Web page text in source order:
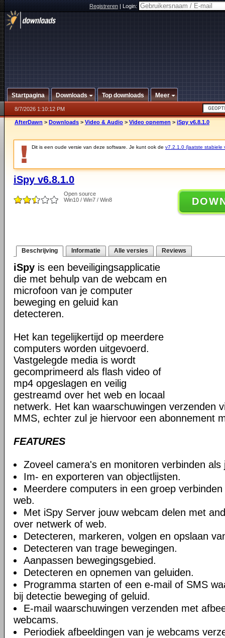
Registreren|Login:
Startpagina Downloads Top downloads Meer
8/7/2026 1:10:12 PM
AfterDawn > Downloads > Video & Audio > Video opnemen > iSpy v6.8.1.0
Dit is een oude versie van deze software. Je kunt ook de v7.2.1.0 (laatste stabiele
iSpy v6.8.1.0
Open source
Win10 / Win7 / Win8
Beschrijving Informatie Alle versies Reviews
iSpy is een beveiligingsapplicatie
die met behulp van de webcam en
microfoon van je computer
beweging en geluid kan
detecteren.
Het kan tegelijkertijd op meerdere
computers worden uitgevoerd.
Vastgelegde media is wordt
gecomprimeerd als flash video of
mp4 opgeslagen en veilig
gestreamd over het web en locaal
netwerk. Het kan waarschuwingen verzenden
MMS, echter zul je hiervoor een abonnement
FEATURES
Zoveel camera's en monitoren verbinden als
Im- en exporteren van objectlijsten.
Meerdere computers in een groep
web.
Met iSpy Server jouw webcam delen met
over netwerk of web.
Detecteren, markeren, volgen en opslaan
Detecteren van trage bewegingen.
Aanpassen bewegingsgebied.
Detecteren en opnemen van geluiden.
Programma starten of een e-mail of SMS
bij detectie beweging of geluid.
E-mail waarschuwingen verzenden met
webcams.
Periodiek afbeeldingen van je webcams